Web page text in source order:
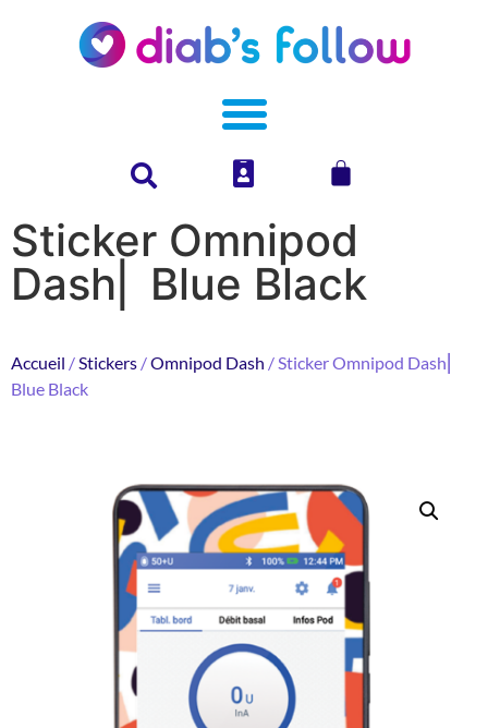
Sticker Omnipod
Dash⎜ Blue Black
Accueil /Stickers /Omnipod Dash / Sticker Omnipod Dash⎜
Blue Black